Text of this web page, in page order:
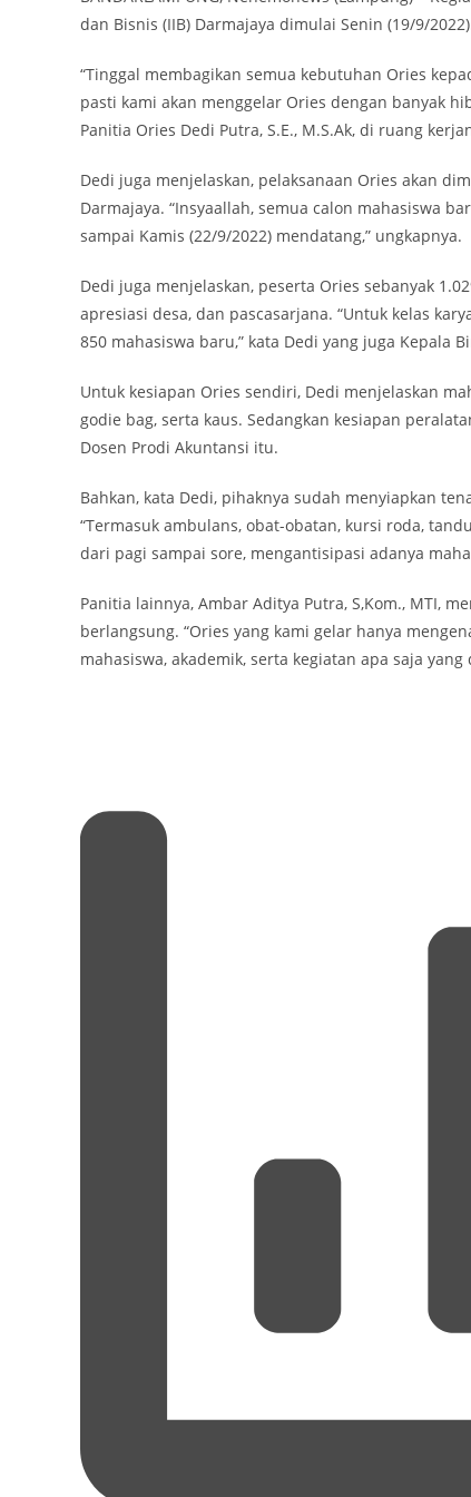
dan Bisnis (IIB) Darmajaya dimulai Senin (19/9/
“Tinggal membagikan semua kebutuhan Ories
pasti kami akan menggelar Ories dengan banyak
Panitia Ories Dedi Putra, S.E., M.S.Ak, di ruang
Dedi juga menjelaskan, pelaksanaan Ories akan
Darmajaya. “Insyaallah, semua calon mahasiswa
sampai Kamis (22/9/2022) mendatang,” ungkapnya.
Dedi juga menjelaskan, peserta Ories sebanyak
apresiasi desa, dan pascasarjana. “Untuk kelas
850 mahasiswa baru,” kata Dedi yang juga Kepala
Untuk kesiapan Ories sendiri, Dedi menjelaskan
godie bag, serta kaus. Sedangkan kesiapan
Dosen Prodi Akuntansi itu.
Bahkan, kata Dedi, pihaknya sudah menyiapkan
“Termasuk ambulans, obat-obatan, kursi roda,
dari pagi sampai sore, mengantisipasi adanya
Panitia lainnya, Ambar Aditya Putra, S,Kom., MTI,
berlangsung. “Ories yang kami gelar hanya
mahasiswa, akademik, serta kegiatan apa saja